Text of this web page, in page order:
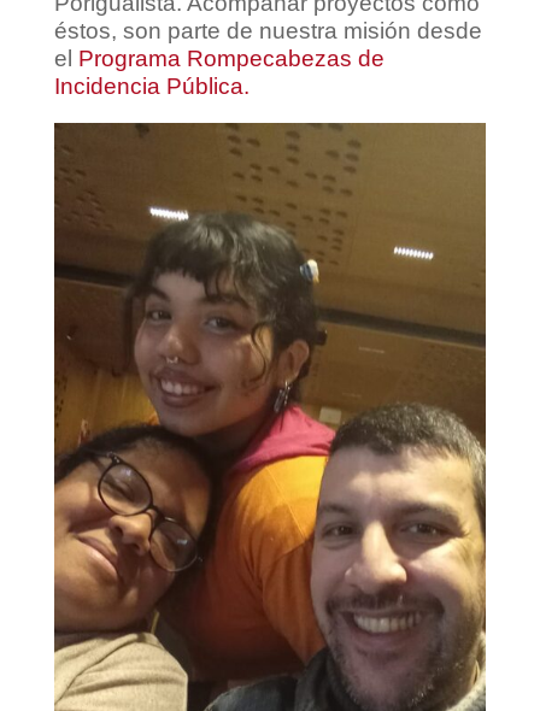
éstos, son parte de nuestra misión desde
el Programa Rompecabezas de
Incidencia Pública.